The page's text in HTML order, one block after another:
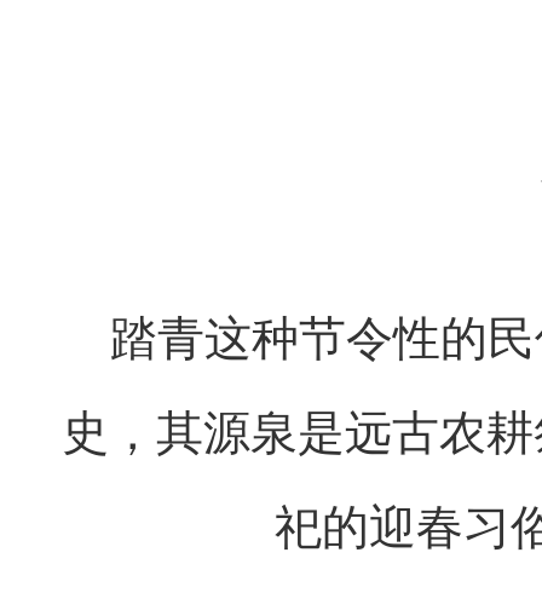
踏青这种节令性的
史，其源泉是远古农
祀的迎春习